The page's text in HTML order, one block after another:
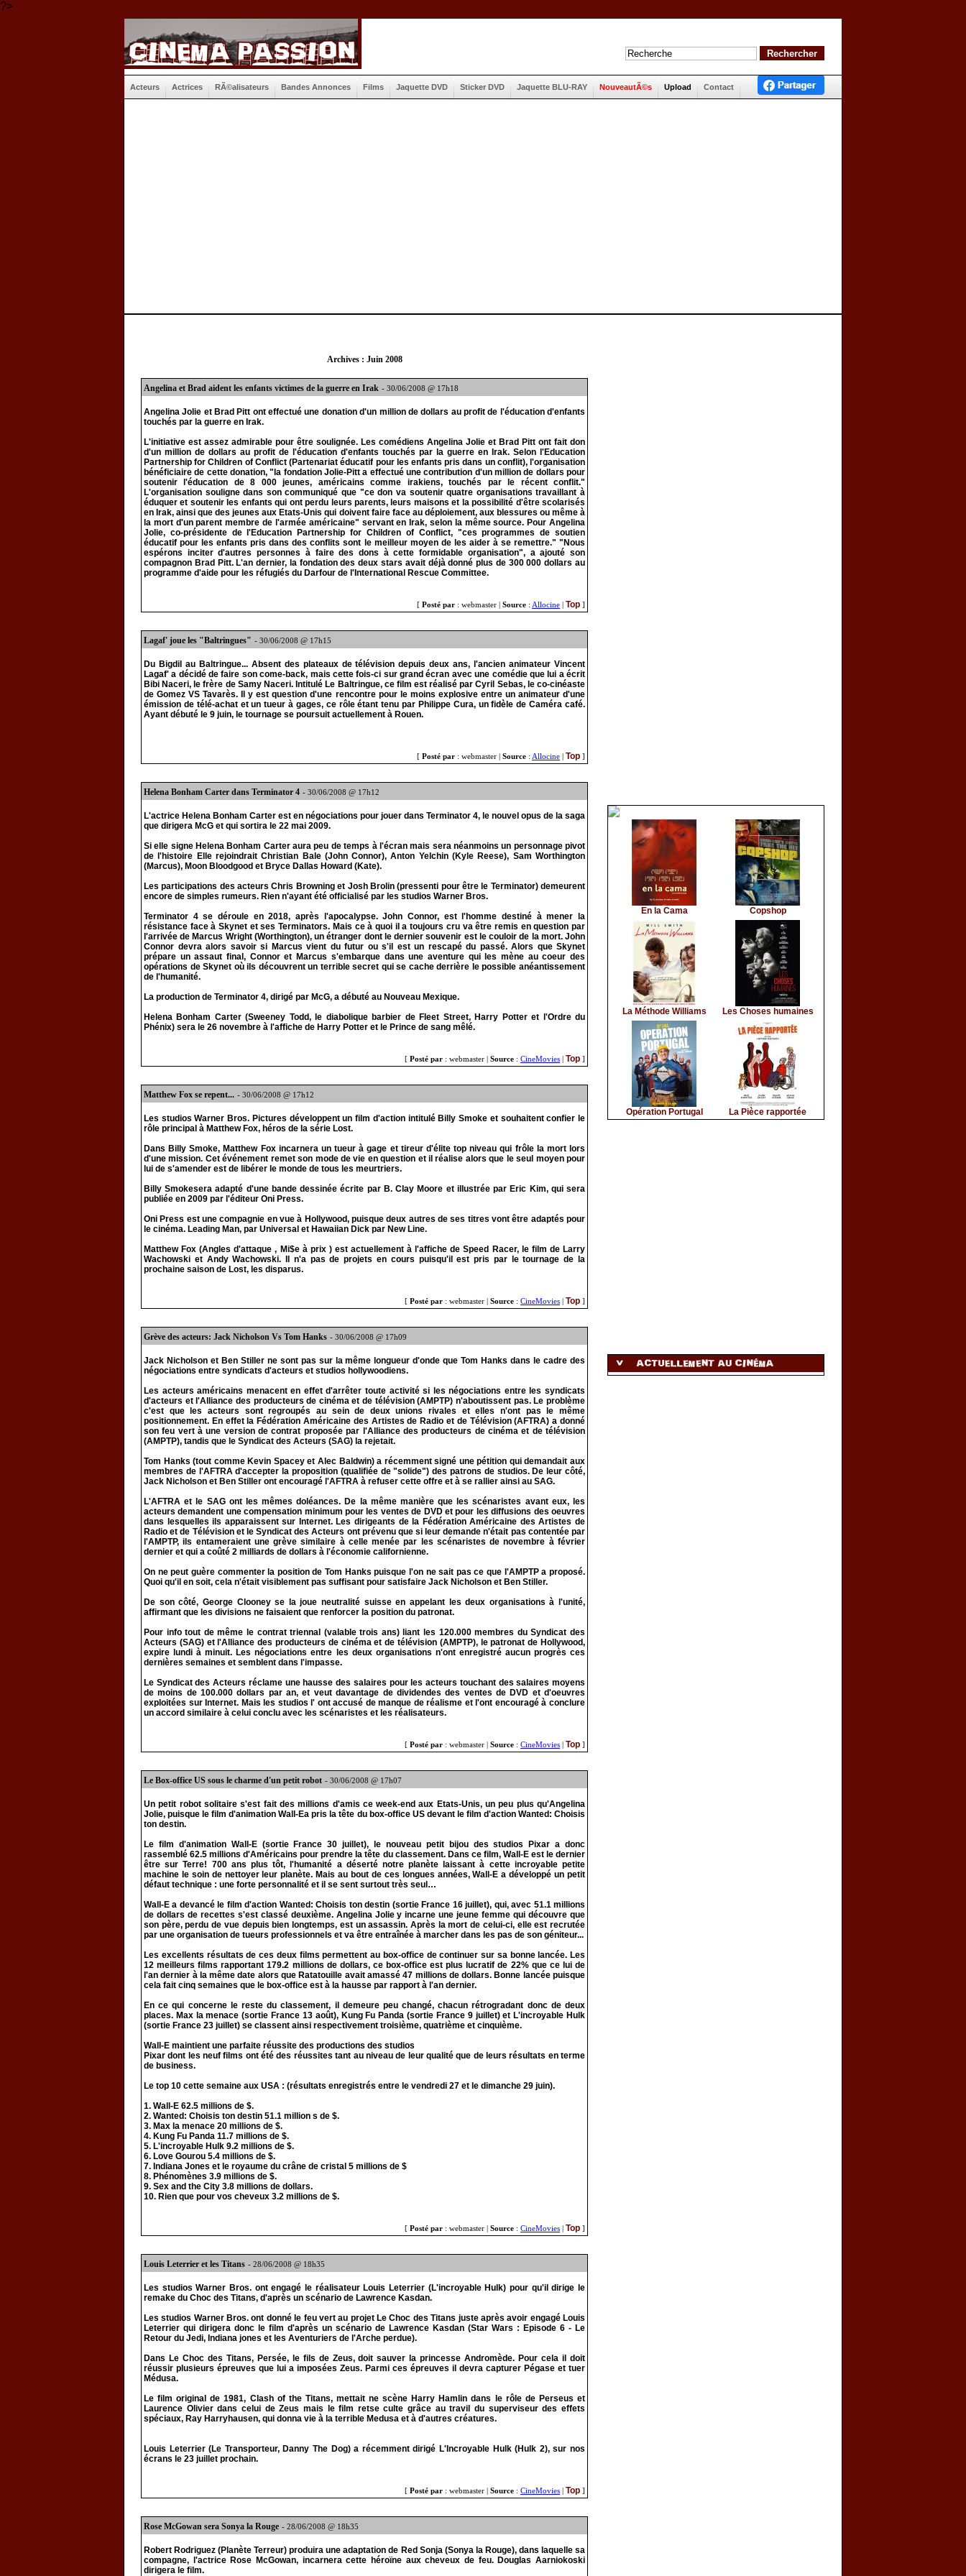
?>
Acteurs Actrices RÃ©alisateurs Bandes Annonces Films Jaquette DVD Sticker DVD Jaquette BLU-RAY NouveautÃ©s Upload Contact
Archives : Juin 2008
Angelina et Brad aident les enfants victimes de la guerre en Irak - 30/06/2008 @ 17h18
Angelina Jolie et Brad Pitt ont effectué une donation d'un million de dollars au profit de l'éducation d'enfants
touchés par la guerre en Irak.
L'initiative est assez admirable pour être soulignée. Les comédiens Angelina Jolie et Brad Pitt ont fait don
d'un million de dollars au profit de l'éducation d'enfants touchés par la guerre en Irak. Selon l'Education
Partnership for Children of Conflict (Partenariat éducatif pour les enfants pris dans un conflit), l'organisation
bénéficiaire de cette donation, "la fondation Jolie-Pitt a effectué une contribution d'un million de dollars pour
soutenir l'éducation de 8 000 jeunes, américains comme irakiens, touchés par le récent conflit."
L'organisation souligne dans son communiqué que "ce don va soutenir quatre organisations travaillant à
éduquer et soutenir les enfants qui ont perdu leurs parents, leurs maisons et la possibilité d'être scolarisés
en Irak, ainsi que des jeunes aux Etats-Unis qui doivent faire face au déploiement, aux blessures ou même à
la mort d'un parent membre de l'armée américaine" servant en Irak, selon la même source. Pour Angelina
Jolie, co-présidente de l'Education Partnership for Children of Conflict, "ces programmes de soutien
éducatif pour les enfants pris dans des conflits sont le meilleur moyen de les aider à se remettre." "Nous
espérons inciter d'autres personnes à faire des dons à cette formidable organisation", a ajouté son
compagnon Brad Pitt. L'an dernier, la fondation des deux stars avait déjà donné plus de 300 000 dollars au
programme d'aide pour les réfugiés du Darfour de l'International Rescue Committee.
[ Posté par : webmaster | Source : Allocine Top ]
Lagaf' joue les "Baltringues" - 30/06/2008 @ 17h15
Du Bigdil au Baltringue... Absent des plateaux de télévision depuis deux ans, l'ancien animateur Vincent
Lagaf' a décidé de faire son come-back, mais cette fois-ci sur grand écran avec une comédie que lui a écrit
Bibi Naceri, le frère de Samy Naceri. Intitulé Le Baltringue, ce film est réalisé par Cyril Sebas, le co-cinéaste
de Gomez VS Tavarès. Il y est question d'une rencontre pour le moins explosive entre un animateur d'une
émission de télé-achat et un tueur à gages, ce rôle étant tenu par Philippe Cura, un fidèle de Caméra café.
Ayant débuté le 9 juin, le tournage se poursuit actuellement à Rouen.
[ Posté par : webmaster | Source : Allocine Top ]
Helena Bonham Carter dans Terminator 4 - 30/06/2008 @ 17h12
L'actrice Helena Bonham Carter est en négociations pour jouer dans Terminator 4, le nouvel opus de la saga
que dirigera McG et qui sortira le 22 mai 2009.
Si elle signe Helena Bonham Carter aura peu de temps à l'écran mais sera néanmoins un personnage pivot
de l'histoire Elle rejoindrait Christian Bale (John Connor), Anton Yelchin (Kyle Reese), Sam Worthington
(Marcus), Moon Bloodgood et Bryce Dallas Howard (Kate).
Les participations des acteurs Chris Browning et Josh Brolin (pressenti pour être le Terminator) demeurent
encore de simples rumeurs. Rien n'ayant été officialisé par les studios Warner Bros.
Terminator 4 se déroule en 2018, après l'apocalypse. John Connor, est l'homme destiné à mener la
résistance face à Skynet et ses Terminators. Mais ce à quoi il a toujours cru va être remis en question par
l'arrivée de Marcus Wright (Worthington), un étranger dont le dernier souvenir est le couloir de la mort. John
Connor devra alors savoir si Marcus vient du futur ou s'il est un rescapé du passé. Alors que Skynet
prépare un assaut final, Connor et Marcus s'embarque dans une aventure qui les mène au coeur des
opérations de Skynet où ils découvrent un terrible secret qui se cache derrière le possible anéantissement
de l'humanité.
La production de Terminator 4, dirigé par McG, a débuté au Nouveau Mexique.
Helena Bonham Carter (Sweeney Todd, le diabolique barbier de Fleet Street, Harry Potter et l'Ordre du
Phénix) sera le 26 novembre à l'affiche de Harry Potter et le Prince de sang mêlé.
[ Posté par : webmaster | Source : CineMovies Top ]
Matthew Fox se repent... - 30/06/2008 @ 17h12
Les studios Warner Bros. Pictures développent un film d'action intitulé Billy Smoke et souhaitent confier le
rôle principal à Matthew Fox, héros de la série Lost.
Dans Billy Smoke, Matthew Fox incarnera un tueur à gage et tireur d'élite top niveau qui frôle la mort lors
d'une mission. Cet événement remet son mode de vie en question et il réalise alors que le seul moyen pour
lui de s'amender est de libérer le monde de tous les meurtriers.
Billy Smokesera adapté d'une bande dessinée écrite par B. Clay Moore et illustrée par Eric Kim, qui sera
publiée en 2009 par l'éditeur Oni Press.
Oni Press est une compagnie en vue à Hollywood, puisque deux autres de ses titres vont être adaptés pour
le cinéma. Leading Man, par Universal et Hawaiian Dick par New Line.
Matthew Fox (Angles d'attaque , Mi$e à prix ) est actuellement à l'affiche de Speed Racer, le film de Larry
Wachowski et Andy Wachowski. Il n'a pas de projets en cours puisqu'il est pris par le tournage de la
prochaine saison de Lost, les disparus.
[ Posté par : webmaster | Source : CineMovies Top ]
Grève des acteurs: Jack Nicholson Vs Tom Hanks - 30/06/2008 @ 17h09
Jack Nicholson et Ben Stiller ne sont pas sur la même longueur d'onde que Tom Hanks dans le cadre des
négociations entre syndicats d'acteurs et studios hollywoodiens.
Les acteurs américains menacent en effet d'arrêter toute activité si les négociations entre les syndicats
d'acteurs et l'Alliance des producteurs de cinéma et de télévision (AMPTP) n'aboutissent pas. Le problème
c'est que les acteurs sont regroupés au sein de deux unions rivales et elles n'ont pas le même
positionnement. En effet la Fédération Américaine des Artistes de Radio et de Télévision (AFTRA) a donné
son feu vert à une version de contrat proposée par l'Alliance des producteurs de cinéma et de télévision
(AMPTP), tandis que le Syndicat des Acteurs (SAG) la rejetait.
Tom Hanks (tout comme Kevin Spacey et Alec Baldwin) a récemment signé une pétition qui demandait aux
membres de l'AFTRA d'accepter la proposition (qualifiée de "solide") des patrons de studios. De leur côté,
Jack Nicholson et Ben Stiller ont encouragé l'AFTRA à refuser cette offre et à se rallier ainsi au SAG.
L'AFTRA et le SAG ont les mêmes doléances. De la même manière que les scénaristes avant eux, les
acteurs demandent une compensation minimum pour les ventes de DVD et pour les diffusions des oeuvres
dans lesquelles ils apparaissent sur Internet. Les dirigeants de la Fédération Américaine des Artistes de
Radio et de Télévision et le Syndicat des Acteurs ont prévenu que si leur demande n'était pas contentée par
l'AMPTP, ils entameraient une grève similaire à celle menée par les scénaristes de novembre à février
dernier et qui a coûté 2 milliards de dollars à l'économie californienne.
On ne peut guère commenter la position de Tom Hanks puisque l'on ne sait pas ce que l'AMPTP a proposé.
Quoi qu'il en soit, cela n'était visiblement pas suffisant pour satisfaire Jack Nicholson et Ben Stiller.
De son côté, George Clooney se la joue neutralité suisse en appelant les deux organisations à l'unité,
affirmant que les divisions ne faisaient que renforcer la position du patronat.
Pour info tout de même le contrat triennal (valable trois ans) liant les 120.000 membres du Syndicat des
Acteurs (SAG) et l'Alliance des producteurs de cinéma et de télévision (AMPTP), le patronat de Hollywood,
expire lundi à minuit. Les négociations entre les deux organisations n'ont enregistré aucun progrès ces
dernières semaines et semblent dans l'impasse.
Le Syndicat des Acteurs réclame une hausse des salaires pour les acteurs touchant des salaires moyens
de moins de 100.000 dollars par an, et veut davantage de dividendes des ventes de DVD et d'oeuvres
exploitées sur Internet. Mais les studios l' ont accusé de manque de réalisme et l'ont encouragé à conclure
un accord similaire à celui conclu avec les scénaristes et les réalisateurs.
[ Posté par : webmaster | Source : CineMovies Top ]
Le Box-office US sous le charme d'un petit robot - 30/06/2008 @ 17h07
Un petit robot solitaire s'est fait des millions d'amis ce week-end aux Etats-Unis, un peu plus qu'Angelina
Jolie, puisque le film d'animation Wall-Ea pris la tête du box-office US devant le film d'action Wanted: Choisis
ton destin.
Le film d'animation Wall-E (sortie France 30 juillet), le nouveau petit bijou des studios Pixar a donc
rassemblé 62.5 millions d'Américains pour prendre la tête du classement. Dans ce film, Wall-E est le dernier
être sur Terre! 700 ans plus tôt, l'humanité a déserté notre planète laissant à cette incroyable petite
machine le soin de nettoyer leur planète. Mais au bout de ces longues années, Wall-E a développé un petit
défaut technique : une forte personnalité et il se sent surtout très seul…
Wall-E a devancé le film d'action Wanted: Choisis ton destin (sortie France 16 juillet), qui, avec 51.1 millions
de dollars de recettes s'est classé deuxième. Angelina Jolie y incarne une jeune femme qui découvre que
son père, perdu de vue depuis bien longtemps, est un assassin. Après la mort de celui-ci, elle est recrutée
par une organisation de tueurs professionnels et va être entraînée à marcher dans les pas de son géniteur...
Les excellents résultats de ces deux films permettent au box-office de continuer sur sa bonne lancée. Les
12 meilleurs films rapportant 179.2 millions de dollars, ce box-office est plus lucratif de 22% que ce lui de
l'an dernier à la même date alors que Ratatouille avait amassé 47 millions de dollars. Bonne lancée puisque
cela fait cinq semaines que le box-office est à la hausse par rapport à l'an dernier.
En ce qui concerne le reste du classement, il demeure peu changé, chacun rétrogradant donc de deux
places. Max la menace (sortie France 13 août), Kung Fu Panda (sortie France 9 juillet) et L'incroyable Hulk
(sortie France 23 juillet) se classent ainsi respectivement troisième, quatrième et cinquième.
Wall-E maintient une parfaite réussite des productions des studios
Pixar dont les neuf films ont été des réussites tant au niveau de leur qualité que de leurs résultats en terme
de business.
Le top 10 cette semaine aux USA : (résultats enregistrés entre le vendredi 27 et le dimanche 29 juin).
1. Wall-E 62.5 millions de $.
2. Wanted: Choisis ton destin 51.1 million s de $.
3. Max la menace 20 millions de $.
4. Kung Fu Panda 11.7 millions de $.
5. L'incroyable Hulk 9.2 millions de $.
6. Love Gourou 5.4 millions de $.
7. Indiana Jones et le royaume du crâne de cristal 5 millions de $
8. Phénomènes 3.9 millions de $.
9. Sex and the City 3.8 millions de dollars.
10. Rien que pour vos cheveux 3.2 millions de $.
[ Posté par : webmaster | Source : CineMovies Top ]
Louis Leterrier et les Titans - 28/06/2008 @ 18h35
Les studios Warner Bros. ont engagé le réalisateur Louis Leterrier (L'incroyable Hulk) pour qu'il dirige le
remake du Choc des Titans, d'après un scénario de Lawrence Kasdan.
Les studios Warner Bros. ont donné le feu vert au projet Le Choc des Titans juste après avoir engagé Louis
Leterrier qui dirigera donc le film d'après un scénario de Lawrence Kasdan (Star Wars : Episode 6 - Le
Retour du Jedi, Indiana jones et les Aventuriers de l'Arche perdue).
Dans Le Choc des Titans, Persée, le fils de Zeus, doit sauver la princesse Andromède. Pour cela il doit
réussir plusieurs épreuves que lui a imposées Zeus. Parmi ces épreuves il devra capturer Pégase et tuer
Médusa.
Le film original de 1981, Clash of the Titans, mettait ne scène Harry Hamlin dans le rôle de Perseus et
Laurence Olivier dans celui de Zeus mais le film retse culte grâce au travil du superviseur des effets
spéciaux, Ray Harryhausen, qui donna vie à la terrible Medusa et à d'autres créatures.
Louis Leterrier (Le Transporteur, Danny The Dog) a récemment dirigé L'Incroyable Hulk (Hulk 2), sur nos
écrans le 23 juillet prochain.
[ Posté par : webmaster | Source : CineMovies Top ]
Rose McGowan sera Sonya la Rouge - 28/06/2008 @ 18h35
Robert Rodriguez (Planète Terreur) produira une adaptation de Red Sonja (Sonya la Rouge), dans laquelle sa
compagne, l'actrice Rose McGowan, incarnera cette héroïne aux cheveux de feu. Douglas Aarniokoski
dirigera le film.
En la Cama Copshop
La Méthode Williams Les Choses humaines
Opération Portugal La Pièce rapportée